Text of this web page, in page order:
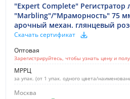
"Expert Complete"
"Marbling"/"Мраморность" 75
арочный механ. глянцевый
Скачать сертификат
Оптовая
Зарегистрируйтесь, чтобы узнать цену и
МРРЦ
за упак. (от 1 упак. одного цвета/
Москва